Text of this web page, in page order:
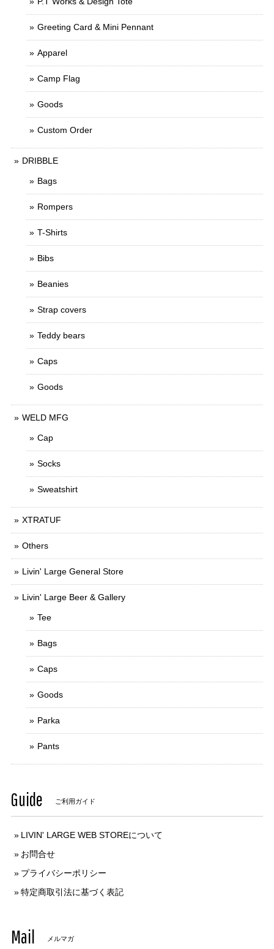
Greeting Card & Mini Pennant
Apparel
Camp Flag
Goods
Custom Order
DRIBBLE
Bags
Rompers
T-Shirts
Bibs
Beanies
Strap covers
Teddy bears
Caps
Goods
WELD MFG
Cap
Socks
Sweatshirt
XTRATUF
Others
Livin' Large General Store
Livin' Large Beer & Gallery
Tee
Bags
Caps
Goods
Parka
Pants
Guide ご利用ガイド
LIVIN' LARGE WEB STOREについて
お問合せ
プライバシーポリシー
特定商取引法に基づく表記
Mail メルマガ